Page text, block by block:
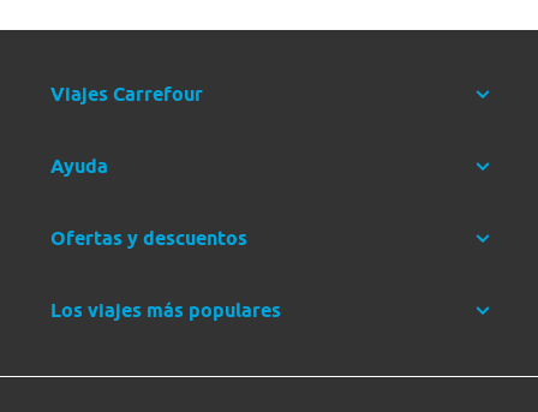
Viajes Carrefour
Ayuda
Ofertas y descuentos
Los viajes más populares